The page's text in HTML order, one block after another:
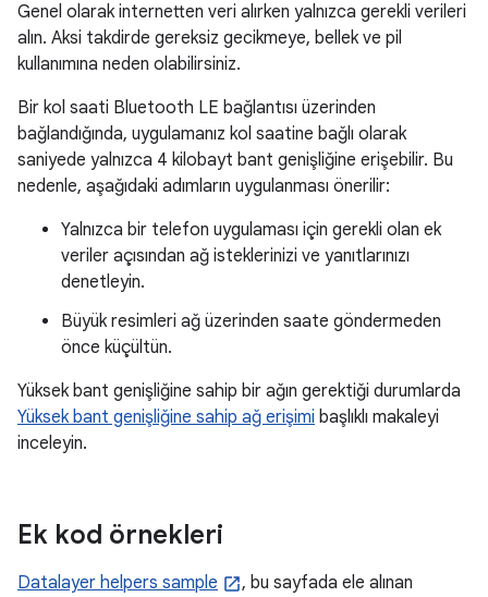
Genel olarak internetten veri alırken yalnızca gerekli verileri
alın. Aksi takdirde gereksiz gecikmeye, bellek ve pil
kullanımına neden olabilirsiniz.
Bir kol saati Bluetooth LE bağlantısı üzerinden
bağlandığında, uygulamanız kol saatine bağlı olarak
saniyede yalnızca 4 kilobayt bant genişliğine erişebilir. Bu
nedenle, aşağıdaki adımların uygulanması önerilir:
Yalnızca bir telefon uygulaması için gerekli olan ek
veriler açısından ağ isteklerinizi ve yanıtlarınızı
denetleyin.
Büyük resimleri ağ üzerinden saate göndermeden
önce küçültün.
Yüksek bant genişliğine sahip bir ağın gerektiği durumlarda
Yüksek bant genişliğine sahip ağ erişimi başlıklı makaleyi
inceleyin.
Ek kod örnekleri
Datalayer helpers sample
, bu sayfada ele alınan